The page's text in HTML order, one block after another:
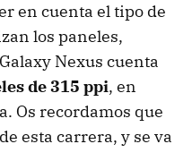
en cuenta el tipo de
los paneles,
Nexus cuenta
de 315 ppi, en
Os recordamos que
de esta carrera, y se va